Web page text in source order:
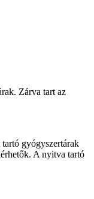
Zárva tart az
gyógyszertárak
A nyitva tartó